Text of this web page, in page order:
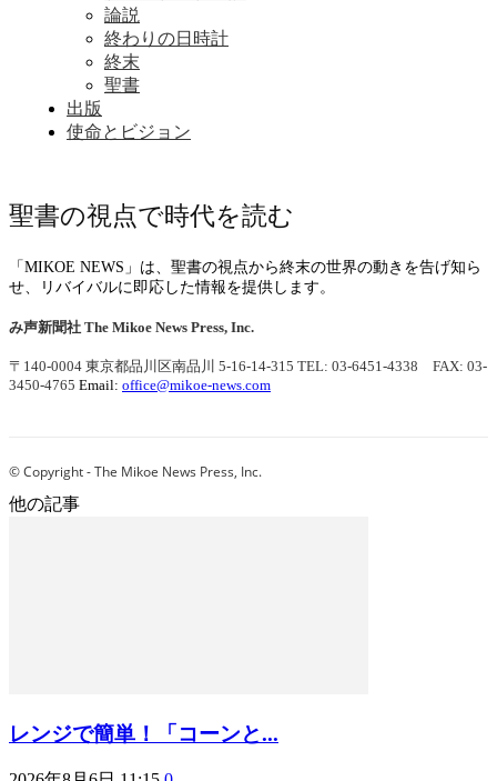
論説
終わりの日時計
終末
聖書
出版
使命とビジョン
聖書の視点で時代を読む
「MIKOE NEWS」は、聖書の視点から終末の世界の動きを告げ知ら
せ、リバイバルに即応した情報を提供します。
み声新聞社 The Mikoe News Press, Inc.
〒140-0004 東京都品川区南品川 5-16-14-315 TEL: 03-6451-4338 FAX: 03-
3450-4765 Email: office@mikoe-news.com
© Copyright - The Mikoe News Press, Inc.
他の記事
レンジで簡単！「コーンと...